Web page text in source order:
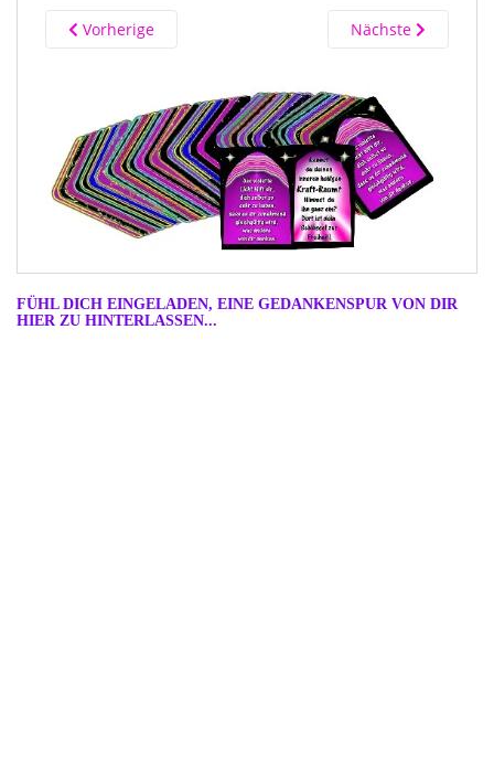
Vorherige Nächste
FÜHL DICH EINGELADEN, EINE GEDANKENSPUR VON DIR
HIER ZU HINTERLASSEN...